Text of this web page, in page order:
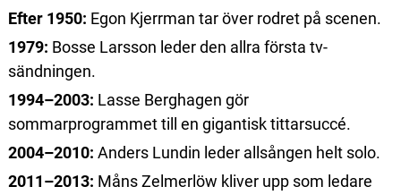
Efter 1950: Egon Kjerrman tar över rodret på scenen.
1979: Bosse Larsson leder den allra första tv-
sändningen.
1994–2003: Lasse Berghagen gör
sommarprogrammet till en gigantisk tittarsuccé.
2004–2010: Anders Lundin leder allsången helt solo.
2011–2013: Måns Zelmerlöw kliver upp som ledare